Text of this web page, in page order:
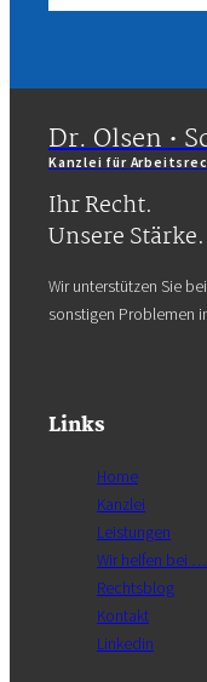
Dr. Olsen •
Kanzlei für
Ihr Recht.
Unsere Stärke.
Wir unterstützen Sie
sonstigen Problemen
Links
Home
Kanzlei
Leistungen
Wir helfen bei …
Rechtsblog
Kontakt
Linkedin